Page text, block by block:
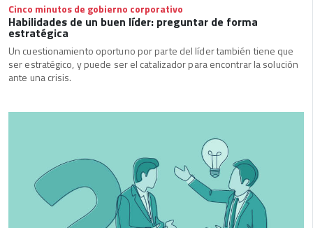
Cinco minutos de gobierno corporativo
Habilidades de un buen líder: preguntar de forma
estratégica
Un cuestionamiento oportuno por parte del líder también tiene que
ser estratégico, y puede ser el catalizador para encontrar la solución
ante una crisis.